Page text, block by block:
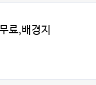
료,배경지